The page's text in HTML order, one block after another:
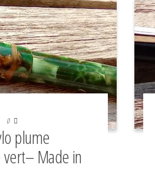
0
plume
vert– Made in